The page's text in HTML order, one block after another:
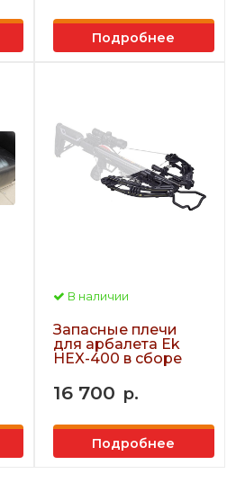
Подробнее
В наличии
Запасные плечи
для арбалета Ek
HEX-400 в сборе
16 700 р.
Подробнее